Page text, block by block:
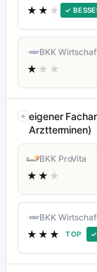
★★ ★ ✓
BKK
★ ★★
eigener
Arztterminen)
BKK ProVita
★★ ★
BKK
★★★ TOP ✓